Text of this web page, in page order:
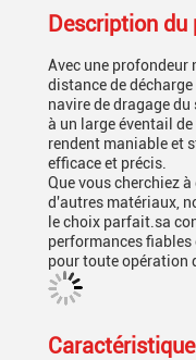
Description du
Avec une profondeur
distance de
navire de dragage
à un large éventail
rendent maniable et
efficace et précis.
Que vous cherchiez
d'autres matériaux,
le choix parfait.sa
performances
pour toute opération